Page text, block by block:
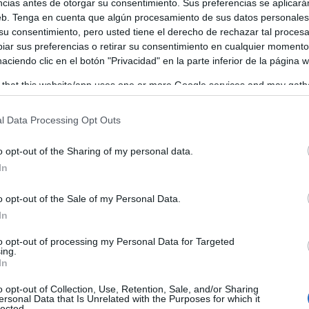
antes de otorgar su consentimiento. Sus preferencias se
Tenga en cuenta que algún procesamiento de sus datos
consentimiento, pero usted tiene el derecho de rechazar tal
sus preferencias o retirar su consentimiento en cualquier
clic en el botón "Privacidad" en la parte inferior de la página
that this website/app uses one or more Google services and may
but not limited to your visit or usage behaviour. You may
consent section.
Data Processing Opt Outs
opt-out of the Sharing of my personal data.
opt-out of the Sale of my Personal Data.
opt-out of processing my Personal Data for Targeted
opt-out of Collection, Use, Retention, Sale, and/or Sharing
Data that Is Unrelated with the Purposes for which it
primera y responsable del área de Impulso
la función clave que desempeñan las diputaciones
especialmente en provincias extensas y con